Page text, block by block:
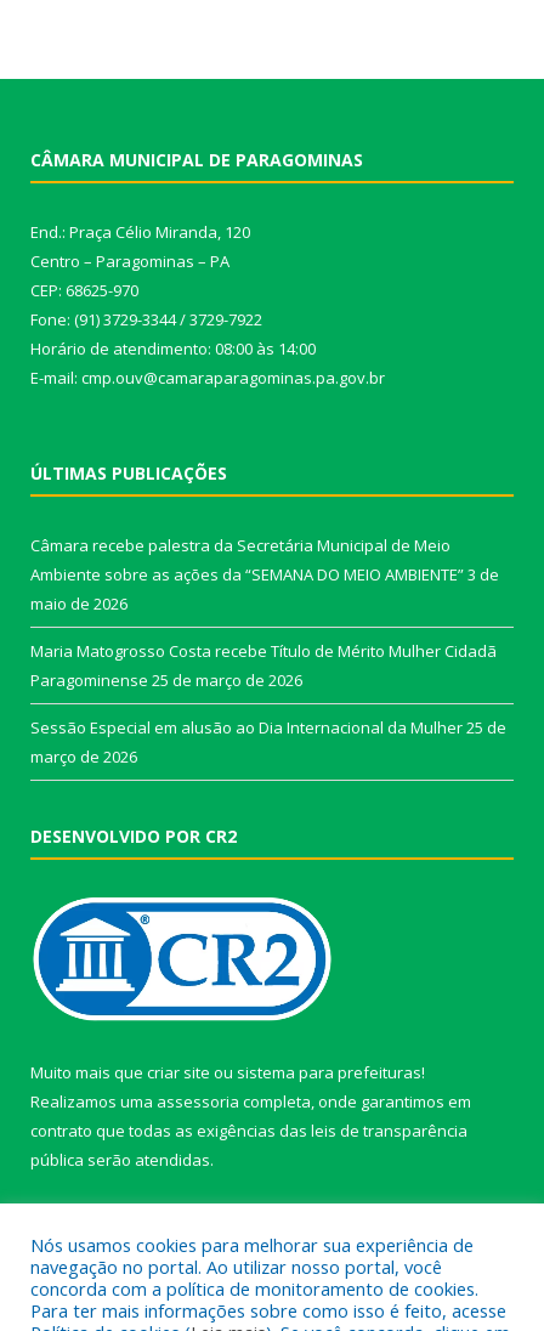
CÂMARA MUNICIPAL DE PARAGOMINAS
End.: Praça Célio Miranda, 120
Centro – Paragominas – PA
CEP: 68625-970
Fone: (91) 3729-3344 / 3729-7922
Horário de atendimento: 08:00 às 14:00
E-mail: cmp.ouv@camaraparagominas.pa.gov.br
ÚLTIMAS PUBLICAÇÕES
Câmara recebe palestra da Secretária Municipal de Meio
Ambiente sobre as ações da “SEMANA DO MEIO AMBIENTE”3 de
maio de 2026
Maria Matogrosso Costa recebe Título de Mérito Mulher Cidadã
Paragominense 25 de março de 2026
Sessão Especial em alusão ao Dia Internacional da Mulher25 de
março de 2026
DESENVOLVIDO POR CR2
Muito mais que criar site ou sistema para prefeituras!
Realizamos uma assessoria completa, onde garantimos em
contrato que todas as exigências das leis de transparência
pública serão atendidas.
Nós usamos cookies para melhorar sua experiência de
navegação no portal. Ao utilizar nosso portal, você
concorda com a política de monitoramento de cookies.
Para ter mais informações sobre como isso é feito, acesse